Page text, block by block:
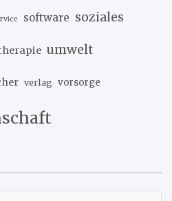
software soziales
umwelt
verlag vorsorge